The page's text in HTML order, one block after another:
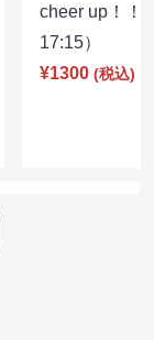
cheer up！
17:15）
¥1300 (税込)